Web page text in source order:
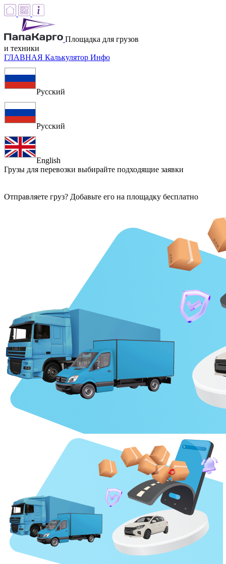
Площадка для грузов
и техники
ГЛАВНАЯ Калькулятор Инфо
Русский
Русский
English
Грузы для перевозки выбирайте подходящие заявки
Отправляете груз? Добавьте его на площадку бесплатно